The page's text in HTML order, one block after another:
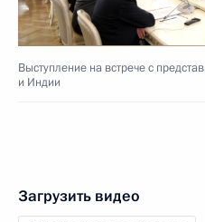
Выступление на встрече с
и Индии
Загрузить видео